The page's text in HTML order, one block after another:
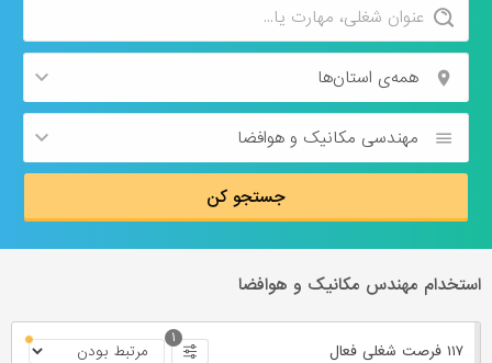
همه‌ی استان‌ها
مهندسی مکانیک و هوافضا
جستجو کن
استخدام مهندس مکانیک و هوافضا
۱۱۷ فرصت ‌شغلی فعال
۱